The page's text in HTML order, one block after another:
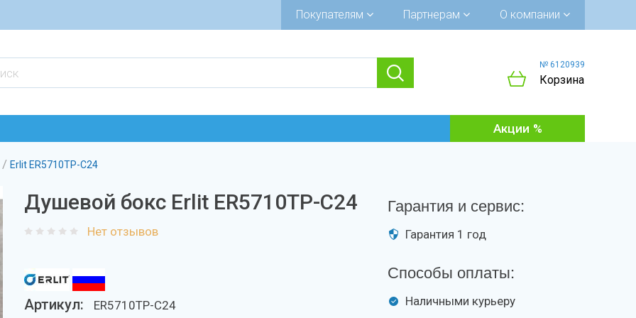
Покупателям Партнерам О компании
№ 6120939
Корзина
Акции
/ Erlit ER5710TP-C24
Душевой бокс Erlit ER5710TP-C24
Нет отзывов
Артикул: ER5710TP-C24
Гарантия и сервис:
Гарантия 1 год
Способы оплаты:
Наличными курьеру